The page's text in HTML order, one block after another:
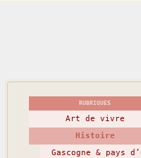
RUBRIQUES
Art de vivre
Histoire
Gascogne & pays